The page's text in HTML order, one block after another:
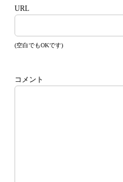
URL
(空白でもOKです)
コメント